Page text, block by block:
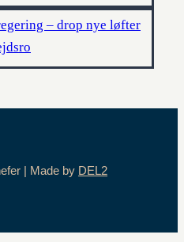
– drop nye løfter
| Made by DEL2